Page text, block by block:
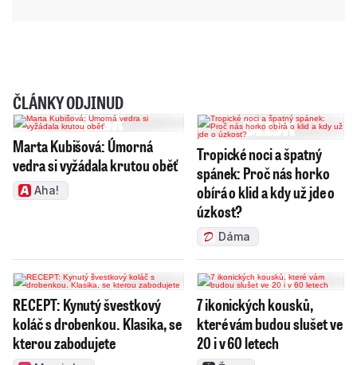
ČLÁNKY ODJINUD
Marta Kubišová: Úmorná
vedra si vyžádala krutou oběť
Aha!
Tropické noci a špatný
spánek: Proč nás horko
obírá o klid a kdy už jde o
úzkost?
Dáma
RECEPT: Kynutý švestkový
koláč s drobenkou. Klasika, se
kterou zabodujete
7 ikonických kousků,
které vám budou slušet ve
20 i v 60 letech